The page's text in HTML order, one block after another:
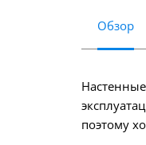
Обзор
поэтому